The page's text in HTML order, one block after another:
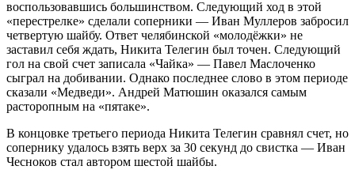
воспользовавшись большинством. Следующий ход в этой
«перестрелке» сделали соперники — Иван Муллеров забросил
четвертую шайбу. Ответ челябинской «молодёжки» не
заставил себя ждать, Никита Телегин был точен. Следующий
гол на свой счет записала «Чайка» — Павел Маслоченко
сыграл на добивании. Однако последнее слово в этом периоде
сказали «Медведи». Андрей Матюшин оказался самым
расторопным на «пятаке».
В концовке третьего периода Никита Телегин сравнял счет, но
сопернику удалось взять верх за 30 секунд до свистка — Иван
Чесноков стал автором шестой шайбы.